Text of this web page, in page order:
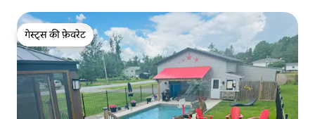
गेस्ट्स की फ़ेवरेट
गेस्ट्स की फ़ेवरेट